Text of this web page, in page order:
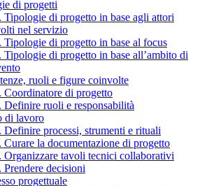
di progetti
Tipologie di progetto in base agli attori
nel servizio
Tipologie di progetto in base al focus
Tipologie di progetto in base all’ambito di
ruoli e figure coinvolte
Coordinatore di progetto
Definire ruoli e responsabilità
di lavoro
Definire processi, strumenti e rituali
Curare la documentazione di progetto
Organizzare tavoli tecnici collaborativi
Prendere decisioni
progettuale